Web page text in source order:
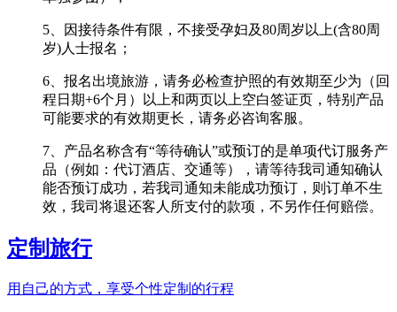
5、因接待条件有限，不接受孕妇及80周岁以上(含80周
岁)人士报名；
6、报名出境旅游，请务必检查护照的有效期至少为（回
程日期+6个月）以上和两页以上空白签证页，特别产品
可能要求的有效期更长，请务必咨询客服。
7、产品名称含有“等待确认”或预订的是单项代订服务产
品（例如：代订酒店、交通等），请等待我司通知确认
能否预订成功，若我司通知未能成功预订，则订单不生
效，我司将退还客人所支付的款项，不另作任何赔偿。
定制旅行
用自己的方式，享受个性定制的行程